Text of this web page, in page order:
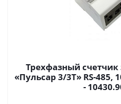
Трехфазный счетчик
«Пульсар 3/3Т» RS-485,
-